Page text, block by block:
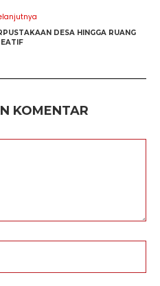
DESA HINGGA RUANG
KOMENTAR